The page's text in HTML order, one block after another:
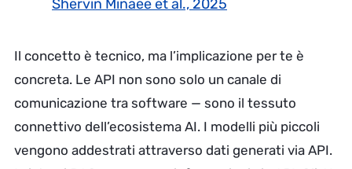
Shervin Minaee et al., 2025
Il concetto è tecnico, ma l’implicazione per te è
concreta. Le API non sono solo un canale di
comunicazione tra software — sono il tessuto
connettivo dell’ecosistema AI. I modelli più piccoli
vengono addestrati attraverso dati generati via API.